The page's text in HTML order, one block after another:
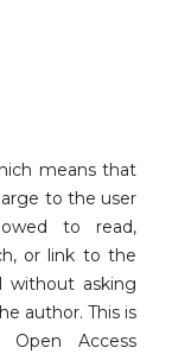
means that
to the user
to read,
or link to the
without asking
author. This is
Access